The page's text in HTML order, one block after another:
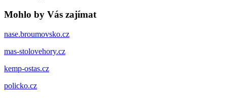
Mohlo by Vás zajímat
nase.broumovsko.cz
mas-stolovehory.cz
kemp-ostas.cz
policko.cz